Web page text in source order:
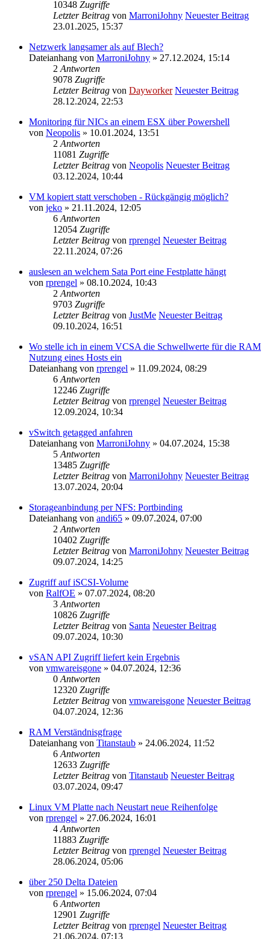
10348 Zugriffe
Letzter Beitrag von MarroniJohny Neuester Beitrag
23.01.2025, 15:37
Netzwerk langsamer als auf Blech?
Dateianhang von MarroniJohny » 27.12.2024, 15:14
2 Antworten
9078 Zugriffe
Letzter Beitrag von Dayworker Neuester Beitrag
28.12.2024, 22:53
Monitoring für NICs an einem ESX über Powershell
von Neopolis » 10.01.2024, 13:51
2 Antworten
11081 Zugriffe
Letzter Beitrag von Neopolis Neuester Beitrag
03.12.2024, 10:44
VM kopiert statt verschoben - Rückgängig möglich?
von jeko » 21.11.2024, 12:05
6 Antworten
12054 Zugriffe
Letzter Beitrag von rprengel Neuester Beitrag
22.11.2024, 07:26
auslesen an welchem Sata Port eine Festplatte hängt
von rprengel » 08.10.2024, 10:43
2 Antworten
9703 Zugriffe
Letzter Beitrag von JustMe Neuester Beitrag
09.10.2024, 16:51
Wo stelle ich in einem VCSA die Schwellwerte für die RAM
Nutzung eines Hosts ein
Dateianhang von rprengel » 11.09.2024, 08:29
6 Antworten
12246 Zugriffe
Letzter Beitrag von rprengel Neuester Beitrag
12.09.2024, 10:34
vSwitch getagged anfahren
Dateianhang von MarroniJohny » 04.07.2024, 15:38
5 Antworten
13485 Zugriffe
Letzter Beitrag von MarroniJohny Neuester Beitrag
13.07.2024, 20:04
Storageanbindung per NFS: Portbinding
Dateianhang von andi65 » 09.07.2024, 07:00
2 Antworten
10402 Zugriffe
Letzter Beitrag von MarroniJohny Neuester Beitrag
09.07.2024, 14:25
Zugriff auf iSCSI-Volume
von RalfOE » 07.07.2024, 08:20
3 Antworten
10826 Zugriffe
Letzter Beitrag von Santa Neuester Beitrag
09.07.2024, 10:30
vSAN API Zugriff liefert kein Ergebnis
von vmwareisgone » 04.07.2024, 12:36
0 Antworten
12320 Zugriffe
Letzter Beitrag von vmwareisgone Neuester Beitrag
04.07.2024, 12:36
RAM Verständnisgfrage
Dateianhang von Titanstaub » 24.06.2024, 11:52
6 Antworten
12633 Zugriffe
Letzter Beitrag von Titanstaub Neuester Beitrag
03.07.2024, 09:47
Linux VM Platte nach Neustart neue Reihenfolge
von rprengel » 27.06.2024, 16:01
4 Antworten
11883 Zugriffe
Letzter Beitrag von rprengel Neuester Beitrag
28.06.2024, 05:06
über 250 Delta Dateien
von rprengel » 15.06.2024, 07:04
6 Antworten
12901 Zugriffe
Letzter Beitrag von rprengel Neuester Beitrag
21.06.2024, 07:13